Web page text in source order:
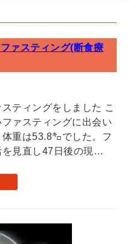
ァスティング(断食療
ティングをしました こ
ァスティングに出会い
重は53.8㌔でした。フ
を見直し47日後の現…